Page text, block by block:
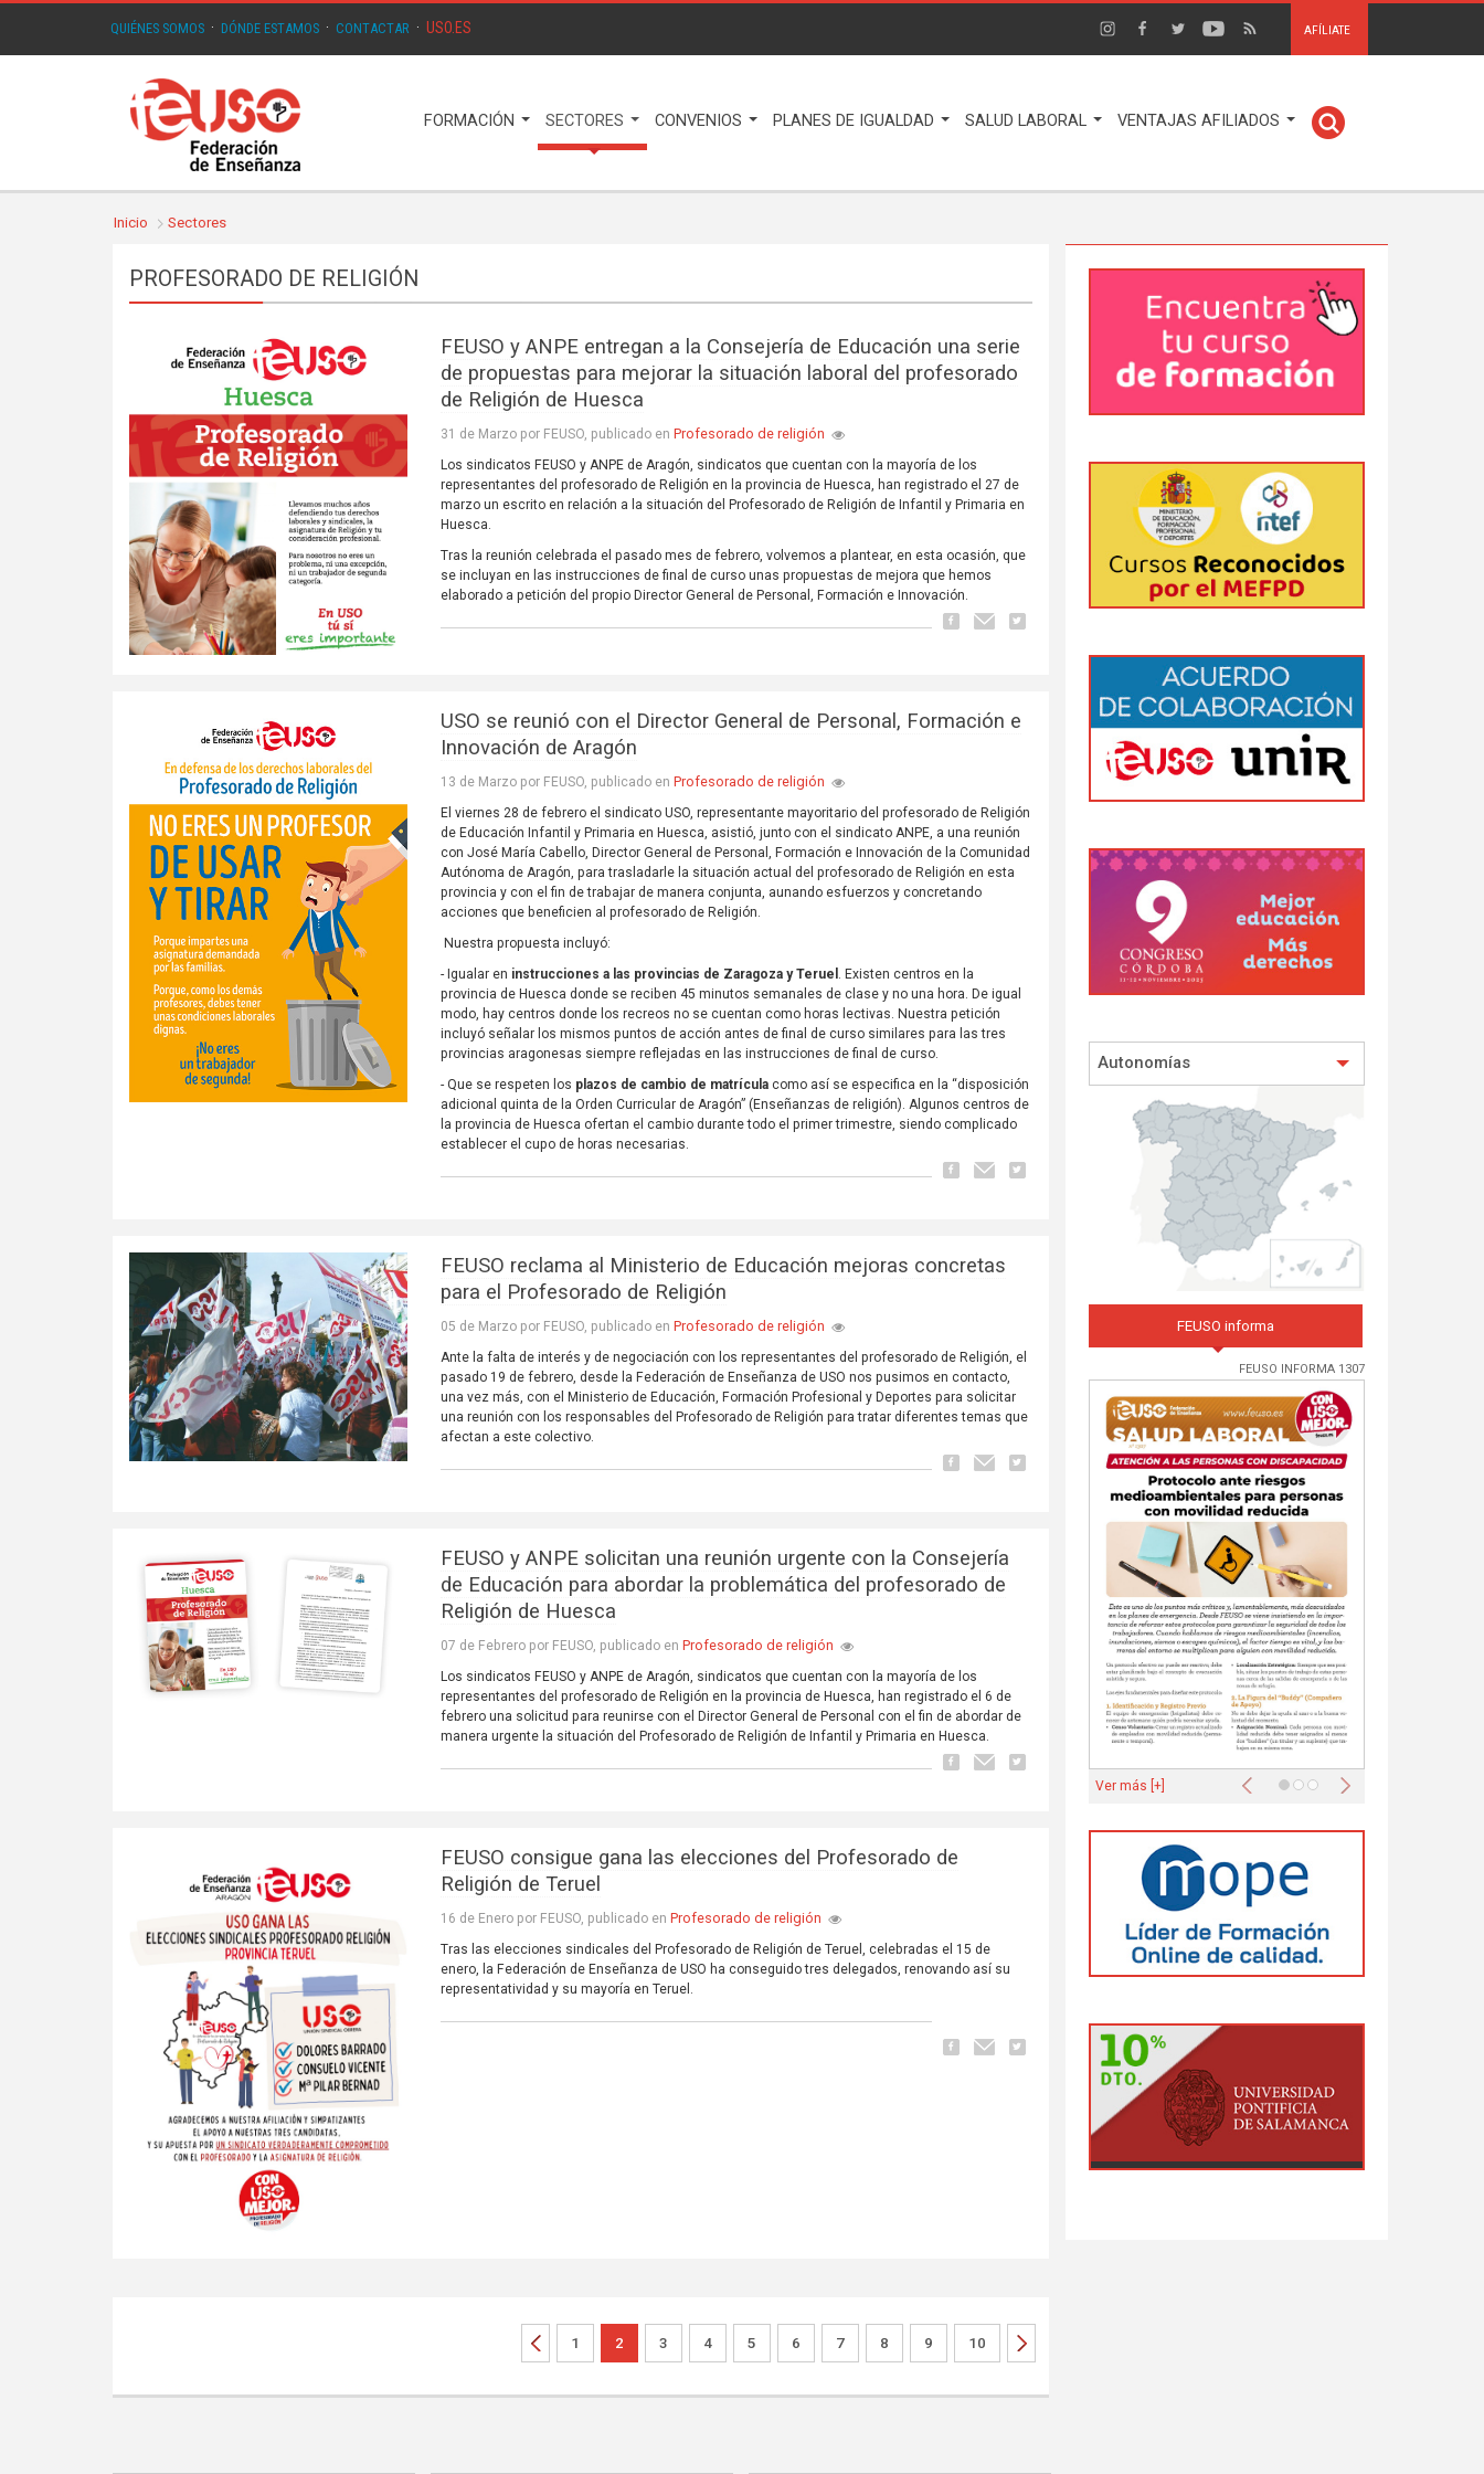
QUIÉNES SOMOS · DÓNDE ESTAMOS · CONTACTAR · USO.ES AFÍLIATE
FORMACIÓN SECTORES CONVENIOS PLANES DE IGUALDAD SALUD LABORAL VENTAJAS AFILIADOS
Inicio Sectores
PROFESORADO DE RELIGIÓN
FEUSO y ANPE entregan a la Consejería de Educación una serie
de propuestas para mejorar la situación laboral del profesorado
de Religión de Huesca
31 de Marzo por FEUSO, publicado en Profesorado de religión
Los sindicatos FEUSO y ANPE de Aragón, sindicatos que cuentan con la mayoría de los
representantes del profesorado de Religión en la provincia de Huesca, han registrado el 27 de
marzo un escrito en relación a la situación del Profesorado de Religión de Infantil y Primaria en
Huesca.
Tras la reunión celebrada el pasado mes de febrero, volvemos a plantear, en esta ocasión, que
se incluyan en las instrucciones de final de curso unas propuestas de mejora que hemos
elaborado a petición del propio Director General de Personal, Formación e Innovación.
USO se reunió con el Director General de Personal, Formación e
Innovación de Aragón
13 de Marzo por FEUSO, publicado en Profesorado de religión
El viernes 28 de febrero el sindicato USO, representante mayoritario del profesorado de Religión
de Educación Infantil y Primaria en Huesca, asistió, junto con el sindicato ANPE, a una reunión
con José María Cabello, Director General de Personal, Formación e Innovación de la Comunidad
Autónoma de Aragón, para trasladarle la situación actual del profesorado de Religión en esta
provincia y con el fin de trabajar de manera conjunta, aunando esfuerzos y concretando
acciones que beneficien al profesorado de Religión.
Nuestra propuesta incluyó:
- Igualar en instrucciones a las provincias de Zaragoza y Teruel . Existen centros en la
provincia de Huesca donde se reciben 45 minutos semanales de clase y no una hora. De igual
modo, hay centros donde los recreos no se cuentan como horas lectivas. Nuestra petición
incluyó señalar los mismos puntos de acción antes de final de curso similares para las tres
provincias aragonesas siempre reflejadas en las instrucciones de final de curso.
- Que se respeten los plazos de cambio de matrícula como así se especifica en la “disposición
adicional quinta de la Orden Curricular de Aragón” (Enseñanzas de religión). Algunos centros de
la provincia de Huesca ofertan el cambio durante todo el primer trimestre, siendo complicado
establecer el cupo de horas necesarias.
FEUSO reclama al Ministerio de Educación mejoras concretas
para el Profesorado de Religión
05 de Marzo por FEUSO, publicado en Profesorado de religión
Ante la falta de interés y de negociación con los representantes del profesorado de Religión, el
pasado 19 de febrero, desde la Federación de Enseñanza de USO nos pusimos en contacto,
una vez más, con el Ministerio de Educación, Formación Profesional y Deportes para solicitar
una reunión con los responsables del Profesorado de Religión para tratar diferentes temas que
afectan a este colectivo.
FEUSO y ANPE solicitan una reunión urgente con la Consejería
de Educación para abordar la problemática del profesorado de
Religión de Huesca
07 de Febrero por FEUSO, publicado en Profesorado de religión
Los sindicatos FEUSO y ANPE de Aragón, sindicatos que cuentan con la mayoría de los
representantes del profesorado de Religión en la provincia de Huesca, han registrado el 6 de
febrero una solicitud para reunirse con el Director General de Personal con el fin de abordar de
manera urgente la situación del Profesorado de Religión de Infantil y Primaria en Huesca.
FEUSO consigue gana las elecciones del Profesorado de
Religión de Teruel
16 de Enero por FEUSO, publicado en Profesorado de religión
Tras las elecciones sindicales del Profesorado de Religión de Teruel, celebradas el 15 de
enero, la Federación de Enseñanza de USO ha conseguido tres delegados, renovando así su
representatividad y su mayoría en Teruel.
1 2 3 4 5 6 7 8 9 10
Autonomías
FEUSO informa
FEUSO INFORMA 1307
Anterior Siguiente
Ver más [+]